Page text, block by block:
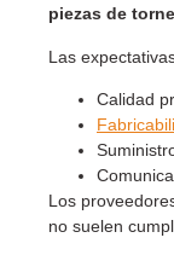
piezas de
Las
Calidad
Los
no suelen